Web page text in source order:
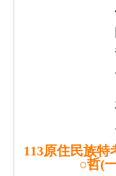
我
找
國營
心
113原住民族
○